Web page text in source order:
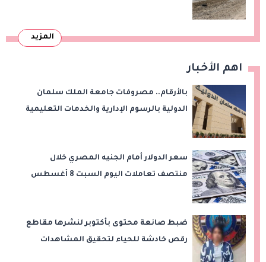
المزيد
اهم الأخبار
بالأرقام.. مصروفات جامعة الملك سلمان
الدولية بالرسوم الإدارية والخدمات التعليمية
سعر الدولار أمام الجنيه المصري خلال
منتصف تعاملات اليوم السبت 8 أغسطس
ضبط صانعة محتوى بأكتوبر لنشرها مقاطع
رقص خادشة للحياء لتحقيق المشاهدات